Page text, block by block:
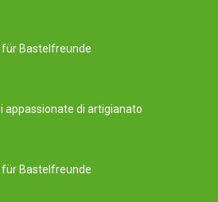
Bastelfreunde
appassionate di artigianato
Bastelfreunde